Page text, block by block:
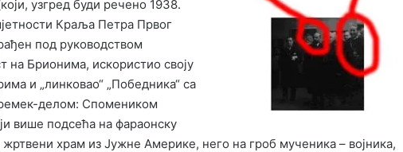
узгред буди речено 1938.
Краља Петра Првог
под руководством
на Брионима, искористио своју
и „линковао“ „Победника“ са
делом: Спомеником
више подсећа на фараонску
храм из Јужне Америке, него на гроб мученика – војника,